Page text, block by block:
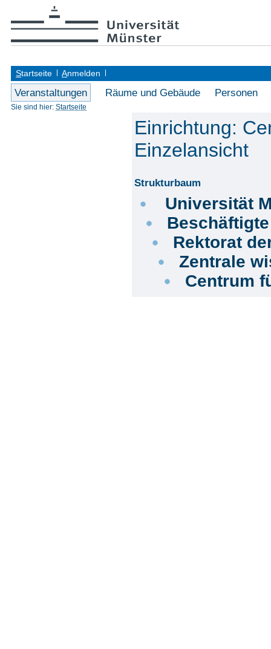
Startseite Anmelden
Veranstaltungen Räume und Gebäude Personen
Sie sind hier: Startseite
Einrichtung:
Einzelansicht
Strukturbaum
Universität
Beschäftigte
Rektorat
Zentrale
Centrum